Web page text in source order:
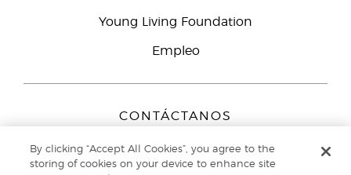
Young Living Foundation
Empleo
CONTÁCTANOS
Peizerweg 97
9727 AJ Groningen
By clicking “Accept All Cookies”, you agree to the
storing of cookies on your device to enhance site